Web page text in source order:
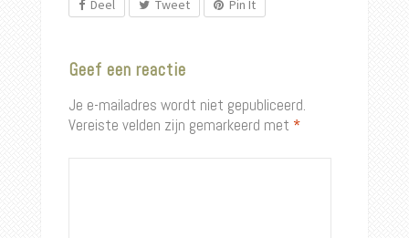
Deel Tweet Pin It
Geef een reactie
Je e-mailadres wordt niet gepubliceerd.
Vereiste velden zijn gemarkeerd met *